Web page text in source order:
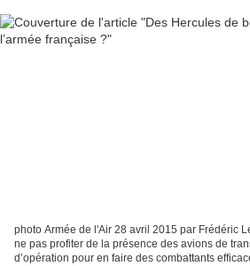
photo Armée de l'Air 28 avril 2015 par Frédéric
ne pas profiter de la présence des avions de
d’opération pour en faire des combattants